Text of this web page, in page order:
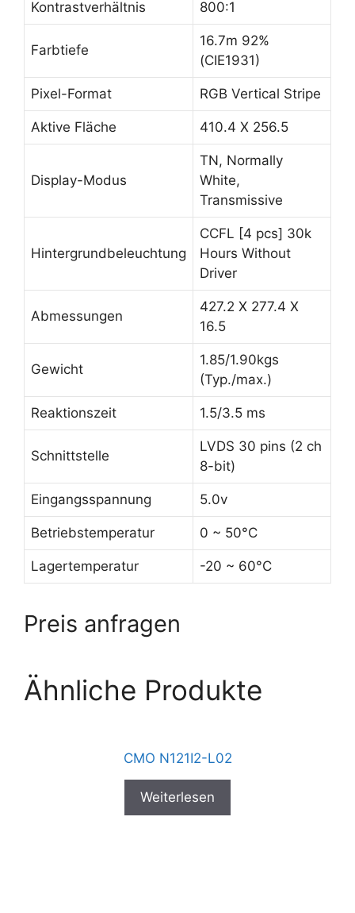
Kontrastverhältnis 800:1
Farbtiefe
16.7m 92%
(CIE1931)
Pixel-Format RGB Vertical Stripe
Aktive Fläche 410.4 X 256.5
Display-Modus
TN, Normally
White,
Transmissive
Hintergrundbeleuchtung
CCFL [4 pcs] 30k
Hours Without
Driver
Abmessungen
427.2 X 277.4 X
16.5
Gewicht
1.85/1.90kgs
(Typ./max.)
Reaktionszeit 1.5/3.5 ms
Schnittstelle
LVDS 30 pins (2 ch
8-bit)
Eingangsspannung 5.0v
Betriebstemperatur 0 ~ 50°C
Lagertemperatur -20 ~ 60°C
Preis anfragen
Ähnliche Produkte
CMO N121I2-L02
Weiterlesen